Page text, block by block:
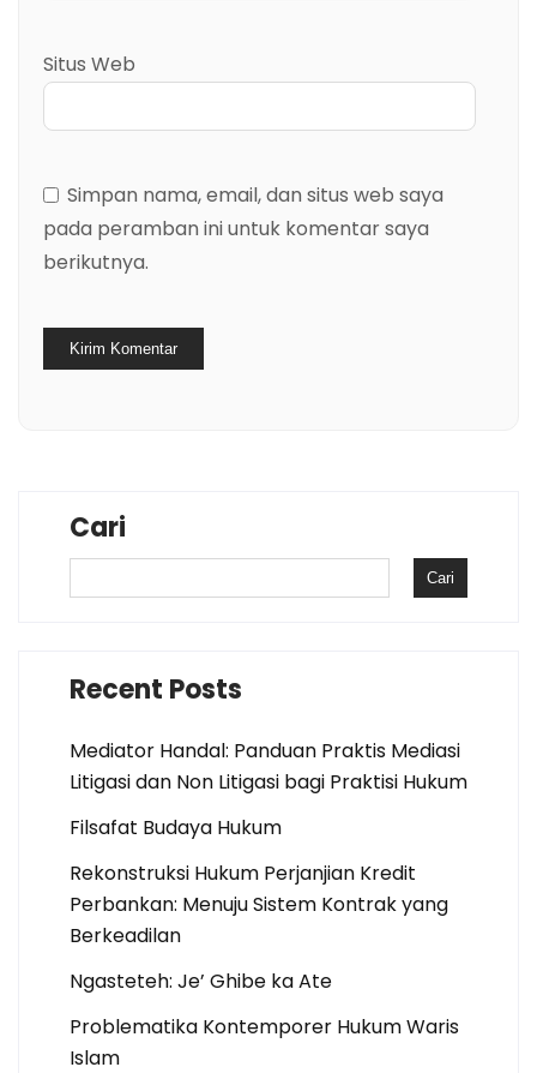
Situs Web
Simpan nama, email, dan situs web saya
pada peramban ini untuk komentar saya
berikutnya.
Cari
Cari
Recent Posts
Mediator Handal: Panduan Praktis Mediasi
Litigasi dan Non Litigasi bagi Praktisi Hukum
Filsafat Budaya Hukum
Rekonstruksi Hukum Perjanjian Kredit
Perbankan: Menuju Sistem Kontrak yang
Berkeadilan
Ngasteteh: Je’ Ghibe ka Ate
Problematika Kontemporer Hukum Waris
Islam